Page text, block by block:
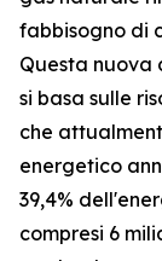
fabbisogno di
Questa
si basa sulle
che
energetico
39,4%
compresi 6